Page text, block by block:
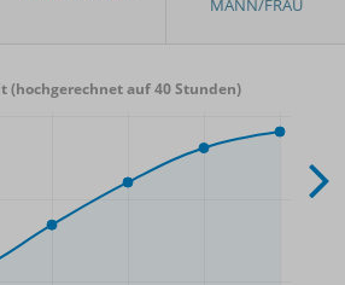
(hochgerechnet auf 40 Stunden)